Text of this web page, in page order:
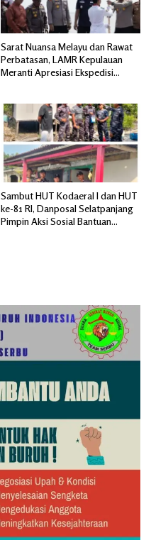
Sarat Nuansa Melayu dan Rawat
Perbatasan, LAMR Kepulauan
Meranti Apresiasi Ekspedisi
Sambut HUT Kodaeral I dan HUT
ke-81 RI, Danposal Selatpanjang
Pimpin Aksi Sosial Bantuan